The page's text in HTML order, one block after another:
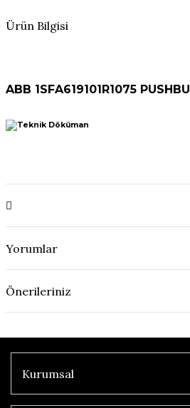
Ürün Bilgisi
ABB 1SFA619101R1075
Yorumlar
Önerileriniz
Kurumsal